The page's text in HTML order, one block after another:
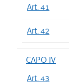
Art. 41
Art. 42
CAPO IV
Art. 43